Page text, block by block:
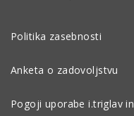
Politika zasebnosti
Anketa o zadovoljstvu
Pogoji uporabe i.triglav in